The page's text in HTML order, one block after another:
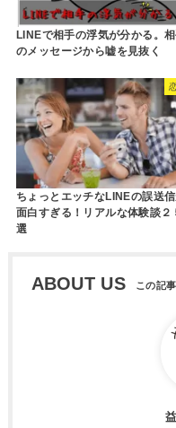
LINEで相手の浮気が分かる。
のメッセージから嘘を見抜く
ちょっとエッチなLINEの誤送
面白すぎる！リアルな体験談２
選
ABOUT US